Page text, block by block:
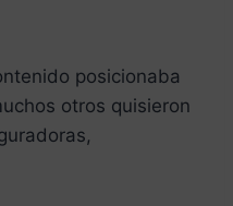
posicionaba
otros quisieron